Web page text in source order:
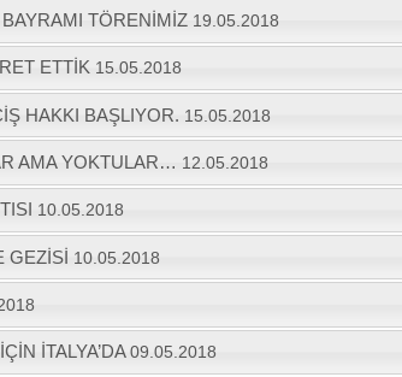
TÖRENİMİZ 19.05.2018
ETTİK 15.05.2018
HAKKI BAŞLIYOR. 15.05.2018
AMA YOKTULAR… 12.05.2018
10.05.2018
GEZİSİ 10.05.2018
İTALYA’DA 09.05.2018